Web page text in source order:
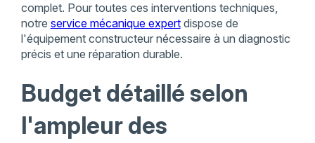
complet. Pour toutes ces interventions techniques,
notre service mécanique expertdispose de
l'équipement constructeur nécessaire à un diagnostic
précis et une réparation durable.
Budget détaillé selon
l'ampleur des